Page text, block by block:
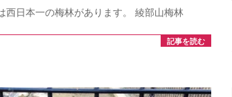
西日本一の梅林があります。 綾部山梅林
記事を読む